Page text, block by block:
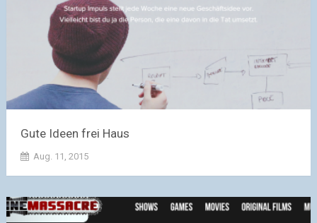
Gute Ideen frei Haus
Aug. 11, 2015